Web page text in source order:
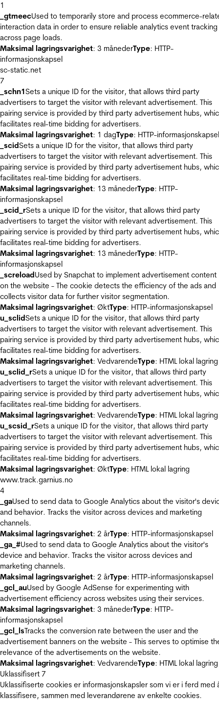
1
_gtmeecUsed to temporarily store and process ecommerce-
interaction data in order to ensure reliable analytics event tracking
across page loads.
Maksimal lagringsvarighet: 3 månederType: HTTP-
informasjonskapsel
sc-static.net
7
_schn1Sets a unique ID for the visitor, that allows third party
advertisers to target the visitor with relevant advertisement. This
pairing service is provided by third party advertisement hubs,
facilitates real-time bidding for advertisers.
Maksimal lagringsvarighet: 1 dagType: HTTP-informasjonskapsel
_scidSets a unique ID for the visitor, that allows third party
advertisers to target the visitor with relevant advertisement. This
pairing service is provided by third party advertisement hubs,
facilitates real-time bidding for advertisers.
Maksimal lagringsvarighet: 13 månederType: HTTP-
informasjonskapsel
_scid_rSets a unique ID for the visitor, that allows third party
advertisers to target the visitor with relevant advertisement. This
pairing service is provided by third party advertisement hubs,
facilitates real-time bidding for advertisers.
Maksimal lagringsvarighet: 13 månederType: HTTP-
informasjonskapsel
_screloadUsed by Snapchat to implement advertisement content
on the website - The cookie detects the efficiency of the ads and
collects visitor data for further visitor segmentation.
Maksimal lagringsvarighet: ØktType: HTTP-informasjonskapsel
u_sclidSets a unique ID for the visitor, that allows third party
advertisers to target the visitor with relevant advertisement. This
pairing service is provided by third party advertisement hubs,
facilitates real-time bidding for advertisers.
Maksimal lagringsvarighet: VedvarendeType: HTML lokal lagring
u_sclid_rSets a unique ID for the visitor, that allows third party
advertisers to target the visitor with relevant advertisement. This
pairing service is provided by third party advertisement hubs,
facilitates real-time bidding for advertisers.
Maksimal lagringsvarighet: VedvarendeType: HTML lokal lagring
u_scsid_rSets a unique ID for the visitor, that allows third party
advertisers to target the visitor with relevant advertisement. This
pairing service is provided by third party advertisement hubs,
facilitates real-time bidding for advertisers.
Maksimal lagringsvarighet: ØktType: HTML lokal lagring
www.track.garnius.no
4
_gaUsed to send data to Google Analytics about the visitor's
and behavior. Tracks the visitor across devices and marketing
channels.
Maksimal lagringsvarighet: 2 årType: HTTP-informasjonskapsel
_ga_#Used to send data to Google Analytics about the visitor's
device and behavior. Tracks the visitor across devices and
marketing channels.
Maksimal lagringsvarighet: 2 årType: HTTP-informasjonskapsel
_gcl_auUsed by Google AdSense for experimenting with
advertisement efficiency across websites using their services.
Maksimal lagringsvarighet: 3 månederType: HTTP-
informasjonskapsel
_gcl_lsTracks the conversion rate between the user and the
advertisement banners on the website - This serves to optimise
relevance of the advertisements on the website.
Maksimal lagringsvarighet: VedvarendeType: HTML lokal lagring
Uklassifisert 7
Uklassifiserte cookies er informasjonskapsler som vi er i ferd med
klassifisere, sammen med leverandørene av enkelte cookies.